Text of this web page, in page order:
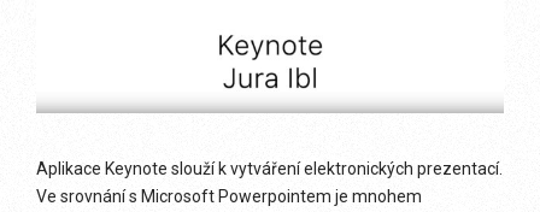
Aplikace Keynote slouží k vytváření elektronických prezentací.
Ve srovnání s Microsoft Powerpointem je mnohem